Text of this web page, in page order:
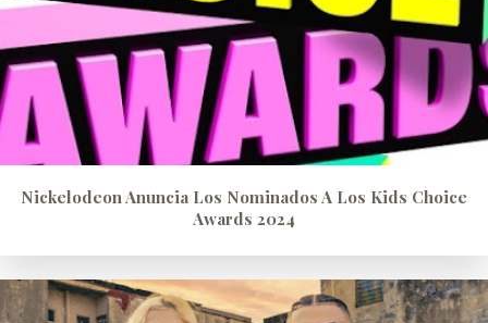
Nickelodeon Anuncia Los Nominados A Los Kids Choice
Awards 2024